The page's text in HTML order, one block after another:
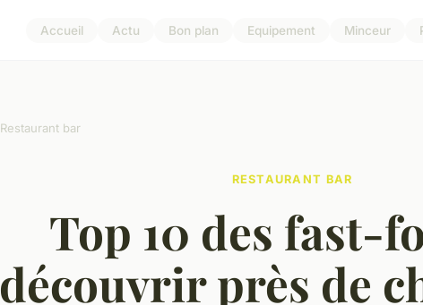
Accueil Actu Bon plan Equipement Minceur
Restaurant bar
RESTAURANT BAR
Top 10 des fast-
découvrir près de